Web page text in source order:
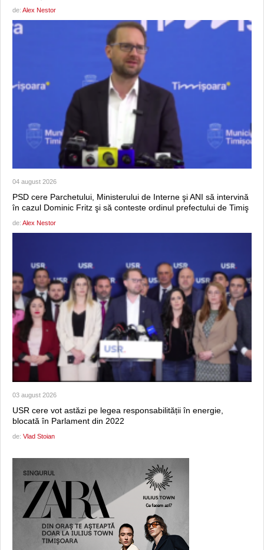
de: Alex Nestor
04 august 2026
PSD cere Parchetului, Ministerului de Interne şi ANI să intervină
în cazul Dominic Fritz şi să conteste ordinul prefectului de Timiş
de: Alex Nestor
03 august 2026
USR cere vot astăzi pe legea responsabilității în energie,
blocată în Parlament din 2022
de: Vlad Stoian